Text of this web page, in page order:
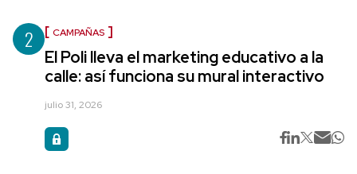
2 CAMPAÑAS
El Poli lleva el marketing educativo a la
calle: así funciona su mural interactivo
julio 31, 2026